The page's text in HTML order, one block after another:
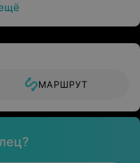
МАРШРУТ